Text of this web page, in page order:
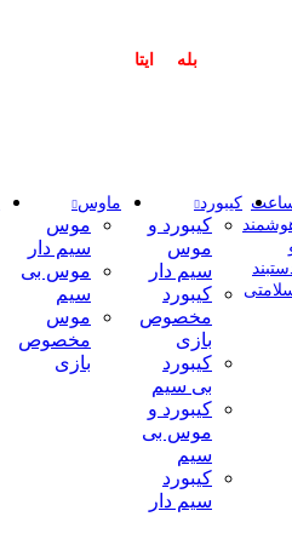
های (بله ایتا
کیبورد
کیبورد و
موس
سیم دار
کیبورد
مخصوص
بازی
کیبورد
بی سیم
کیبورد و
موس بی
سیم
کیبورد
سیم دار
ماوس
موس
سیم دار
موس بی
سیم
موس
مخصوص
بازی